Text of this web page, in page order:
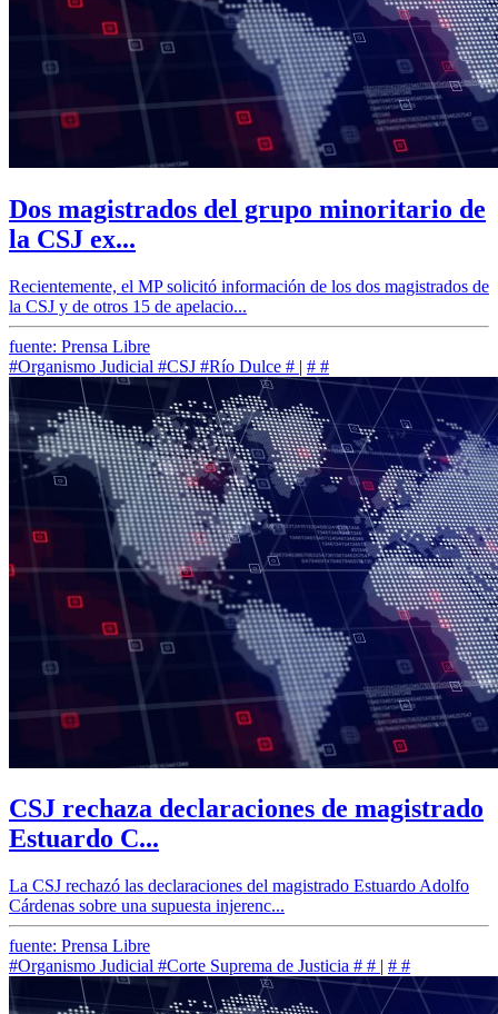
Dos magistrados del grupo minoritario de
la CSJ ex...
Recientemente, el MP solicitó información de los dos magistrados de
la CSJ y de otros 15 de apelacio...
fuente: Prensa Libre
#Organismo Judicial #CSJ #Río Dulce # | # #
CSJ rechaza declaraciones de magistrado
Estuardo C...
La CSJ rechazó las declaraciones del magistrado Estuardo Adolfo
Cárdenas sobre una supuesta injerenc...
fuente: Prensa Libre
#Organismo Judicial #Corte Suprema de Justicia # # | # #